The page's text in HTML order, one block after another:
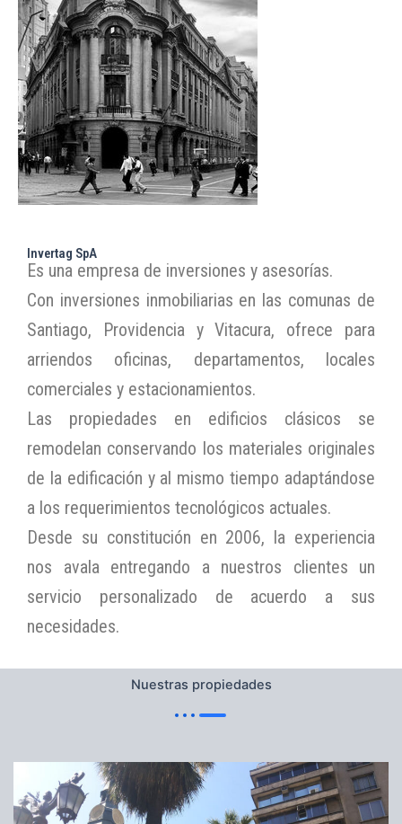
Invertag SpA
Es una empresa de inversiones y asesorías.
Con inversiones inmobiliarias en las comunas de
Santiago, Providencia y Vitacura, ofrece para
arriendos oficinas, departamentos, locales
comerciales y estacionamientos.
Las propiedades en edificios clásicos se
remodelan conservando los materiales originales
de la edificación y al mismo tiempo adaptándose
a los requerimientos tecnológicos actuales.
Desde su constitución en 2006, la experiencia
nos avala entregando a nuestros clientes un
servicio personalizado de acuerdo a sus
necesidades.
Nuestras propiedades